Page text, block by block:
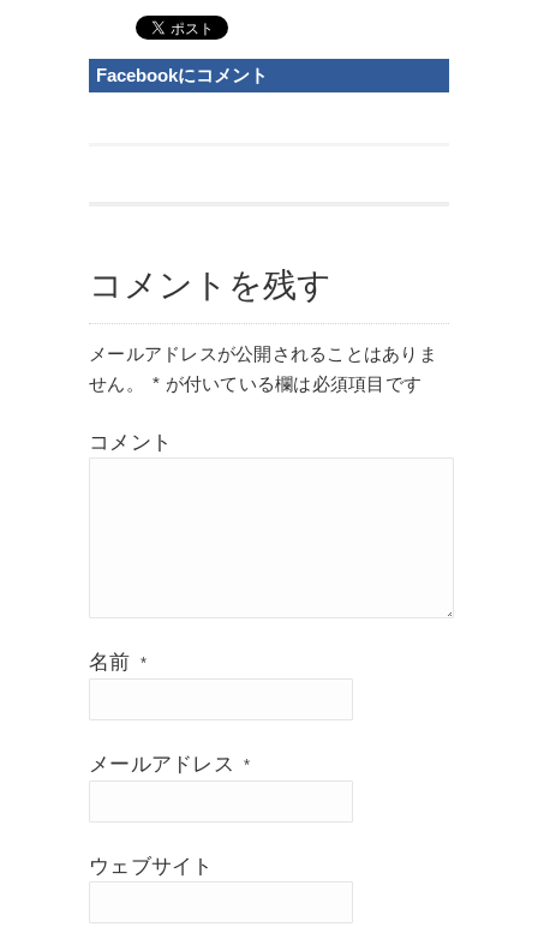
Facebookにコメント
コメントを残す
メールアドレスが公開されることはありま
せん。
* が付いている欄は必須項目です
コメント
名前 *
メールアドレス *
ウェブサイト